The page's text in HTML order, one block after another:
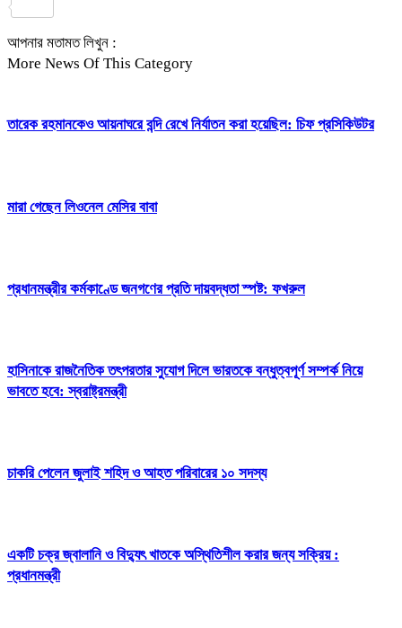
আপনার মতামত লিখুন :
More News Of This Category
তারেক রহমানকেও আয়নাঘরে বন্দি রেখে নির্যাতন করা হয়েছিল: চিফ প্রসিকিউটর
মারা গেছেন লিওনেল মেসির বাবা
প্রধানমন্ত্রীর কর্মকাণ্ডে জনগণের প্রতি দায়বদ্ধতা স্পষ্ট: ফখরুল
হাসিনাকে রাজনৈতিক তৎপরতার সুযোগ দিলে ভারতকে বন্ধুত্বপূর্ণ সম্পর্ক নিয়ে
ভাবতে হবে: স্বরাষ্ট্রমন্ত্রী
চাকরি পেলেন জুলাই শহিদ ও আহত পরিবারের ১০ সদস্য
একটি চক্র জ্বালানি ও বিদ্যুৎ খাতকে অস্থিতিশীল করার জন্য সক্রিয় :
প্রধানমন্ত্রী